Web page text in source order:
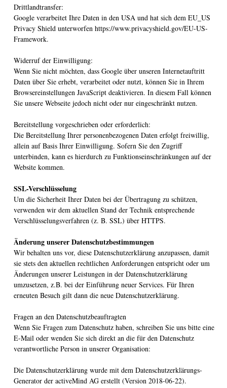
Drittlandtransfer:
Google verarbeitet Ihre Daten in den USA und hat sich dem EU_US
Privacy Shield unterworfen https://www.privacyshield.gov/EU-US-
Framework.
Widerruf der Einwilligung:
Wenn Sie nicht möchten, dass Google über unseren Internetauftritt
Daten über Sie erhebt, verarbeitet oder nutzt, können Sie in Ihrem
Browsereinstellungen JavaScript deaktivieren. In diesem Fall können
Sie unsere Webseite jedoch nicht oder nur eingeschränkt nutzen.
Bereitstellung vorgeschrieben oder erforderlich:
Die Bereitstellung Ihrer personenbezogenen Daten erfolgt freiwillig,
allein auf Basis Ihrer Einwilligung. Sofern Sie den Zugriff
unterbinden, kann es hierdurch zu Funktionseinschränkungen auf der
Website kommen.
SSL-Verschlüsselung
Um die Sicherheit Ihrer Daten bei der Übertragung zu schützen,
verwenden wir dem aktuellen Stand der Technik entsprechende
Verschlüsselungsverfahren (z. B. SSL) über HTTPS.
Änderung unserer Datenschutzbestimmungen
Wir behalten uns vor, diese Datenschutzerklärung anzupassen, damit
sie stets den aktuellen rechtlichen Anforderungen entspricht oder um
Änderungen unserer Leistungen in der Datenschutzerklärung
umzusetzen, z.B. bei der Einführung neuer Services. Für Ihren
erneuten Besuch gilt dann die neue Datenschutzerklärung.
Fragen an den Datenschutzbeauftragten
Wenn Sie Fragen zum Datenschutz haben, schreiben Sie uns bitte eine
E-Mail oder wenden Sie sich direkt an die für den Datenschutz
verantwortliche Person in unserer Organisation:
Die Datenschutzerklärung wurde mit dem Datenschutzerklärungs-
Generator der activeMind AG erstellt (Version 2018-06-22).